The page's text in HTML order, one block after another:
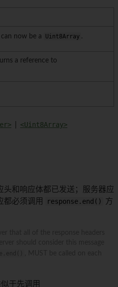
now be a Uint8Array .
a reference to
<Uint8Array>
头和响应体都已发送；服务器应
都必须调用
response.end()
方
于先调用